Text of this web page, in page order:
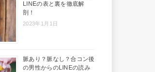
LINEの表と裏を徹底解
剖！
2023年1月1日
脈あり？脈なし？合コン後
の男性からのLINEの読み